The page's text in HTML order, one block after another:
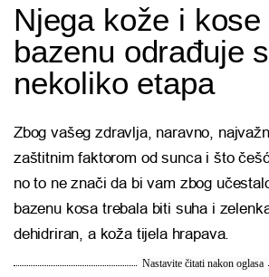
Njega kože i kose
bazenu odrađuje
nekoliko etapa
Zbog vašeg zdravlja, naravno,
zaštitnim faktorom od sunca i što
no to ne znači da bi vam zbog
bazenu kosa trebala biti suha i
dehidriran, a koža tijela hrapava.
Nastavite čitati nakon oglasa